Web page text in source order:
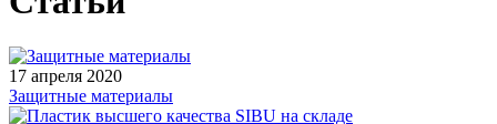
17 апреля 2020
Защитные материалы